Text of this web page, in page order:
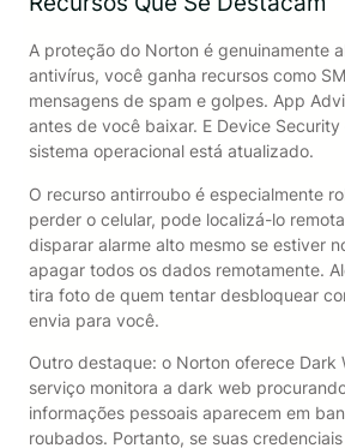
A proteção do Norton é genuinamente
antivírus, você ganha recursos como
mensagens de spam e golpes. App
antes de você baixar. E Device
sistema operacional está atualizado.
O recurso antirroubo é especialmente
perder o celular, pode localizá-lo
disparar alarme alto mesmo se estiver
apagar todos os dados remotamente.
tira foto de quem tentar desbloquear
envia para você.
Outro destaque: o Norton oferece Dark
serviço monitora a dark web
informações pessoais aparecem em
roubados. Portanto, se suas